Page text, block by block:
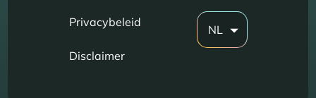
Privacybeleid
Disclaimer
NL